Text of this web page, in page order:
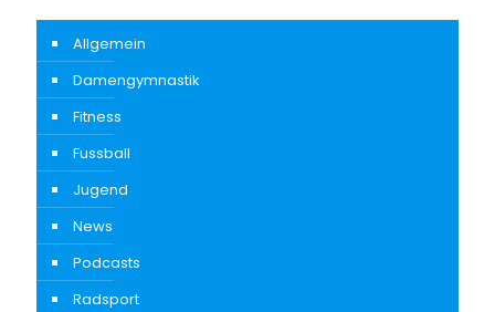
Allgemein
Damengymnastik
Fitness
Fussball
Jugend
News
Podcasts
Radsport